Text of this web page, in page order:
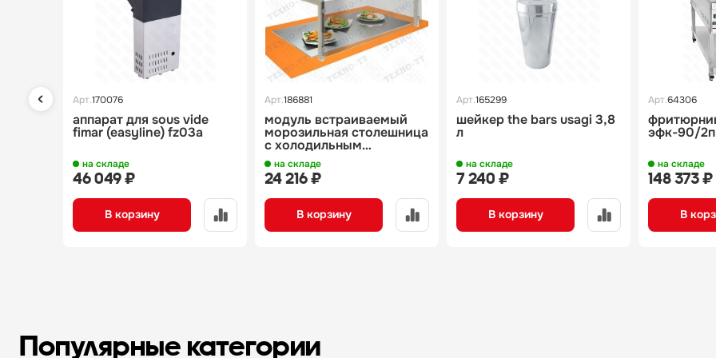
Арт.170076
аппарат для sous vide
fimar (easyline) fz03a
на складе
46 049 ₽
В корзину
Арт.186881
модуль встраиваемый
морозильная столешница
с холодильным
агрегатом мс-1025б
виола
на складе
24 216 ₽
В корзину
Арт.165299
шейкер the bars usagi 3,8
л
на складе
7 240 ₽
В корзину
Арт.64306
эфк-90/2п
на складе
148 373 ₽
В
Популярные категории